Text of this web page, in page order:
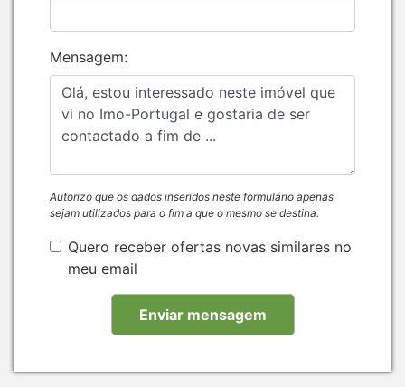
Mensagem:
Autorizo que os dados inseridos neste formulário apenas
sejam utilizados para o fim a que o mesmo se destina.
Quero receber ofertas novas similares no
meu email